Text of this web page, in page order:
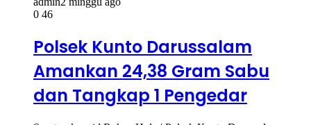
0 46
Polsek Kunto Darussalam
Amankan 24,38 Gram Sabu
dan Tangkap 1 Pengedar